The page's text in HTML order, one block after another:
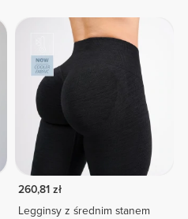
260,81 zł
Legginsy z średnim stanem